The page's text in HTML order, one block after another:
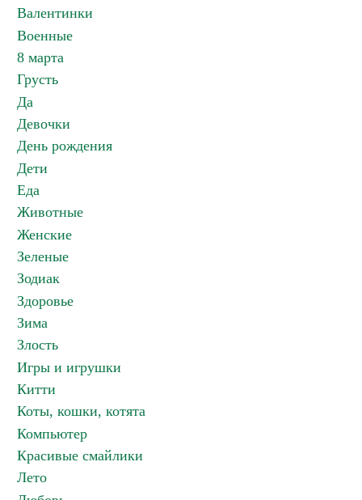
Валентинки
Военные
8 марта
Грусть
Да
Девочки
День рождения
Дети
Еда
Животные
Женские
Зеленые
Зодиак
Здоровье
Зима
Злость
Игры и игрушки
Китти
Коты, кошки, котята
Компьютер
Красивые смайлики
Лето